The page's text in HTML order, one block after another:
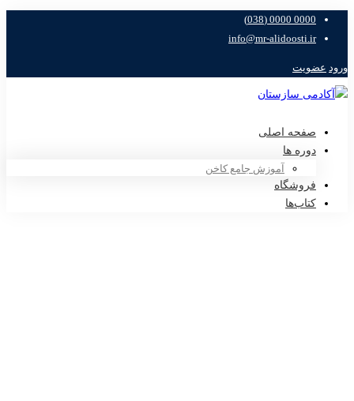
0000 0000 (038)
info@mr-alidoosti.ir
ورود عضویت
صفحه اصلی
دوره ها
آموزش جامع کاخن
فروشگاه
کتاب‌ها